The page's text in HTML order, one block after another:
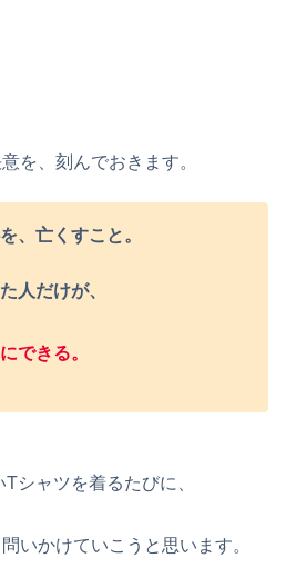
を、刻んでおきます。
、亡くすこと。
人だけが、
できる。
シャツを着るたびに、
いかけていこうと思います。